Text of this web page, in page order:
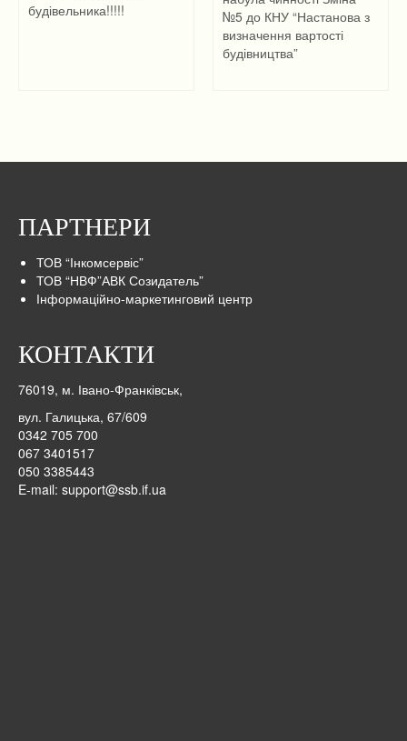
будівельника!!!!!
№5 до КНУ “Настанова з
визначення вартості
будівництва”
ПАРТНЕРИ
ТОВ “Інкомсервіс”
ТОВ “НВФ”АВК Созидатель”
Інформаційно-маркетинговий центр
КОНТАКТИ
76019, м. Івано-Франківськ,
вул. Галицька, 67/609
0342 705 700
067 3401517
050 3385443
E-mail: support@ssb.if.ua